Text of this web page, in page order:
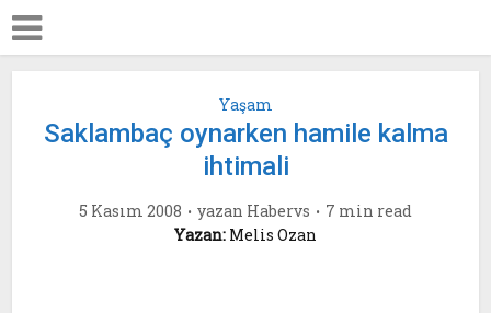
Yaşam
Saklambaç oynarken hamile kalma
ihtimali
5 Kasım 2008 yazan Habervs
7 min read
Yazan: Melis Ozan